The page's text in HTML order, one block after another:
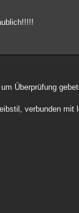
Überprüfung
verbunden